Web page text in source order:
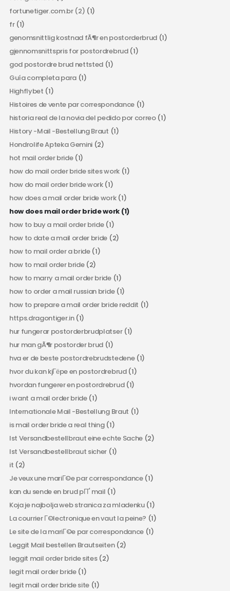
fortunetiger.com.br (2) (1)
fr(1)
genomsnittlig kostnad fÃ¶r en postorderbrud(1)
gjennomsnittspris for postordrebrud(1)
god postordre brud nettsted (1)
Guía completa para (1)
Highflybet (1)
Histoires de vente par correspondance(1)
historia real de la novia del pedido por correo(1)
History -Mail -Bestellung Braut (1)
Hondrolife Apteka Gemini (2)
hot mail order bride(1)
how do mail order bride sites work(1)
how do mail order bride work(1)
how does a mail order bride work(1)
how does mail order bride work (1)
how to buy a mail order bride(1)
how to date a mail order bride (2)
how to mail order a bride(1)
how to mail order bride(2)
how to marry a mail order bride(1)
how to order a mail russian bride(1)
how to prepare a mail order bride reddit (1)
https.dragontiger.in(1)
hur fungerar postorderbrudplatser(1)
hur man gÃ¶r postorder brud (1)
hva er de beste postordrebrudstedene(1)
hvor du kan kjГёpe en postordrebrud(1)
hvordan fungerer en postordrebrud(1)
i want a mail order bride(1)
Internationale Mail -Bestellung Braut (1)
is mail order bride a real thing(1)
Ist Versandbestellbraut eine echte Sache(2)
Ist Versandbestellbraut sicher (1)
it (2)
Je veux une mariГ©e par correspondance(1)
kan du sende en brud pГҐ mail (1)
Koja je najbolja web stranica za mladenku(1)
La courrier Г©lectronique en vaut la peine? (1)
Le site de la mariГ©e par correspondance(1)
Leggit Mail bestellen Brautseiten(2)
leggit mail order bride sites(2)
legit mail order bride(1)
legit mail order bride site (1)